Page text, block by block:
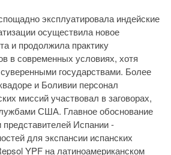
эксплуатировала индейские
осуществила новое
и продолжила практику
в современных условиях, хотя
государствами. Более
и Боливии персонал
миссий участвовал в заговорах,
США. Главное обоснование
представителей Испании -
для экспансии испанских
YPF на латиноамериканском